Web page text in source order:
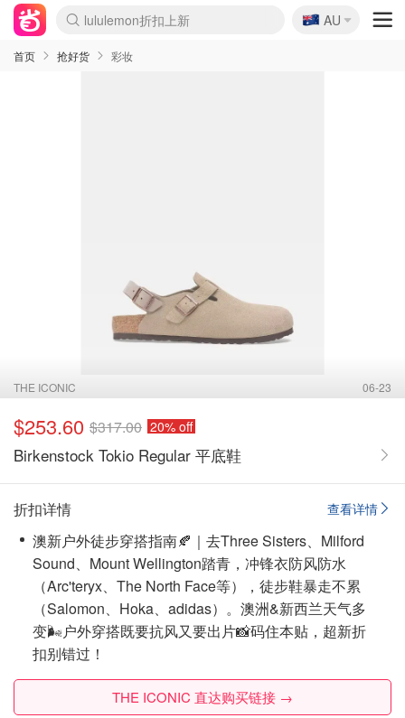
SSENSE年中2.5折
FreshBeauty好价汇总
Cettire降价+叠9折
WWS Coles超市实拍
viagogo二手票捡漏
Myer超级周末
The Outnet奢牌1折起
David Jones 3折起
Flannels大牌1折
Perfumes Club护肤1折
AMIRO面罩$251
Amazon折扣汇总
eToro入金$200送$50
Amazon数码好物
ICONIC本周7.5折
ThedoubleF高奢地板价
Moose Knuckles 6折
丝芙兰5折起
EUFY摄像头$98
Selenichast首饰2折
Trip机票酒店促销
YSL送5件彩妆礼
Amazon家居好物
Amazon美妆护肤
雅漾大喷$8
过敏原检测盒$33
伊索独家赠50ml沐浴露
科颜氏高保湿面霜$29
SEALIFE海洋馆门票6折
丝塔芙大白罐$16
订阅Newsletter送香薰
Cult Beauty 6.8折
Harrods圣诞日历$525
LN-CC奢牌私促3折
d'Alba空姐喷雾$16
EVE LOM套装£56
Bernardelli独家4折
Adore Beauty 6折起
CT圣诞日历
Mytheresa奢品2.7折
Luxury Escapes 9折
Currentbody美容仪$881
MOON Garden Live
Roborock扫地机$649
Tingo Life水杯$24
Valentino官网5折
CR洗护套装$23
修丽可4件套$159
Myer彩妆2件7折
GANNI官网4.5折
Stylevana韩妆4折
Tessabit高奢8.5折
OGX洗发水$11
Amazon阿德莱德次日达
卡诗8.5折+赠礼
Philips Hue灯具8折
🇦🇺
AU
首页 抢好货 彩妆
THE ICONIC 06-23
$253.60 $317.00 20% off
Birkenstock Tokio Regular 平底鞋
查看详情
折扣详情
澳新户外徒步穿搭指南🍂｜去Three Sisters、Milford
Sound、Mount Wellington踏青，冲锋衣防风防水
（Arc'teryx、The North Face等），徒步鞋暴走不累
（Salomon、Hoka、adidas）。澳洲&新西兰天气多
变🌬️户外穿搭既要抗风又要出片📸码住本贴，超新折
扣别错过！
THE ICONIC 直达购买链接 →